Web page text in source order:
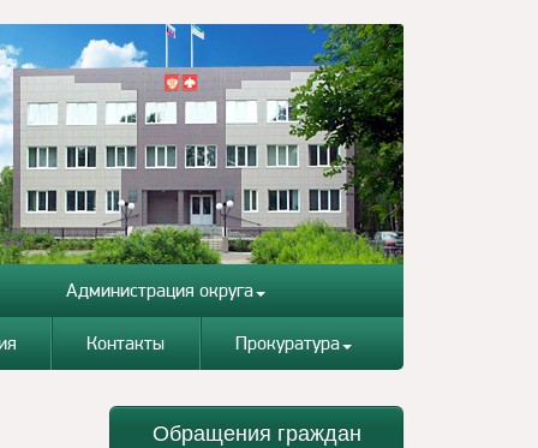
Администрация округа
Контакты Прокуратура
Обращения граждан